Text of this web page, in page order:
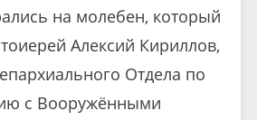
на молебен, который
Алексий Кириллов,
Отдела по
с Вооружёнными